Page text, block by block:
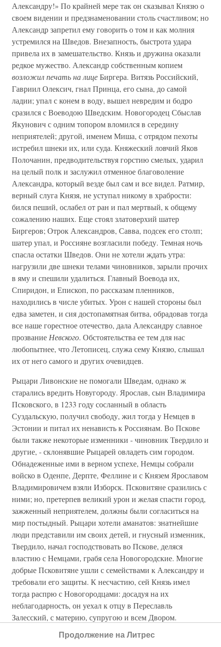
Александру!» По крайней мере так он сказывал Князю о
своем видении и предзнаменовании столь счастливом; но
Александр запретил ему говорить о том и как молния
устремился на Шведов. Внезапность, быстрота удара
привела их в замешательство. Князь и дружина оказали
редкое мужество. Александр собственным копием
возложил печать на лицеБиргера. Витязь Российский,
Гавриил Олексич, гнал Принца, его сына, до самой
ладии; упал с конем в воду, вышел невредим и бодро
сразился с Воеводою Шведским. Новогородец Сбыслав
Якунович с одним топором вломился в середину
неприятелей; другой, именем Миша, с отрядом пехоты
истребил шнеки их, или суда. Княжеский ловчий Яков
Полочанин, предводительствуя горстию смелых, ударил
на целый полк и заслужил отменное благоволение
Александра, который везде был сам и все видел. Ратмир,
верный слуга Князя, не уступал никому в храбрости:
бился пеший, ослабел от ран и пал мертвый, к общему
сожалению наших. Еще стоял златоверхий шатер
Биргеров; Отрок Александров, Савва, подсек его столп;
шатер упал, и Россияне возгласили победу. Темная ночь
спасла остатки Шведов. Они не хотели ждать утра:
нагрузили две шнеки телами чиновников, зарыли прочих
в яму и спешили удалиться. Главный Воевода их,
Спиридон, и Епископ, по рассказам пленников,
находились в числе убитых. Урон с нашей стороны был
едва заметен, и сия достопамятная битва, обрадовав тогда
все наше горестное отечество, дала Александру славное
прозвание Невского. Обстоятельства ее тем для нас
любопытнее, что Летописец, служа сему Князю, слышал
их от него самого и других очевидцев.
Рыцари Ливонские не помогали Шведам, однако ж
старались вредить Новугороду. Ярослав, сын Владимира
Псковского, в 1233 году сосланный в область
Суздальскую, получил свободу, жил тогда у Немцев в
Эстонии и питал их ненависть к Россиянам. Во Пскове
были также некоторые изменники - чиновник Твердило и
другие, - склонявшие Рыцарей овладеть сим городом.
Обнадеженные ими в верном успехе, Немцы собрали
войско в Оденпе, Дерпте, Феллине и с Князем Ярославом
Владимировичем взяли Изборск. Псковитяне сразились с
ними; но, претерпев великий урон и желая спасти город,
зажженный неприятелем, должны были согласиться на
мир постыдный. Рыцари хотели аманатов: знатнейшие
люди представили им своих детей, и гнусный изменник,
Твердило, начал господствовать во Пскове, деляся
властию с Немцами, грабя села Новогородские. Многие
добрые Псковитяне ушли с семействами к Александру и
требовали его защиты. К несчастию, сей Князь имел
тогда распрю с Новогородцами: досадуя на их
неблагодарность, он уехал к отцу в Переславль
Залесский, с материю, супругою и всем Двором.
Между тем Немцы вступили в область Новогородскую,
Продолжение на Литрес